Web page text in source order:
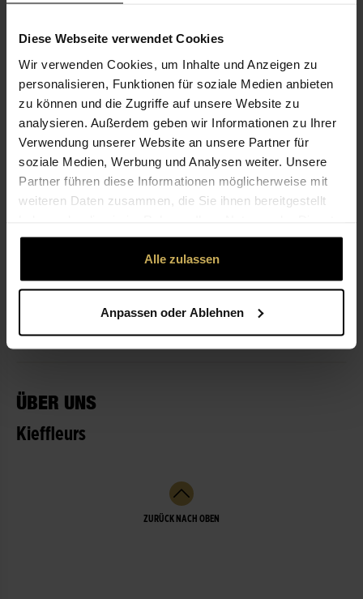
Diese Webseite verwendet Cookies
Wir verwenden Cookies, um Inhalte und Anzeigen zu
personalisieren, Funktionen für soziale Medien anbieten
zu können und die Zugriffe auf unsere Website zu
analysieren. Außerdem geben wir Informationen zu Ihrer
Verwendung unserer Website an unsere Partner für
soziale Medien, Werbung und Analysen weiter. Unsere
Partner führen diese Informationen möglicherweise mit
weiteren Daten zusammen, die Sie ihnen bereitgestellt
gesammelt haben.
Alle zulassen
Anpassen oder Ablehnen
KONTAKT
Joachim Kiefer
Kiefer, Joachim
Sankt-Martiner-Str. 3
67487 Maikammer
06321-95 28 00
post@blumen-kiefer.de
ÖFFNUNGSZEITEN
LEISTUNGEN
ÜBER UNS
Kieffleurs
ZURÜCK NACH OBEN